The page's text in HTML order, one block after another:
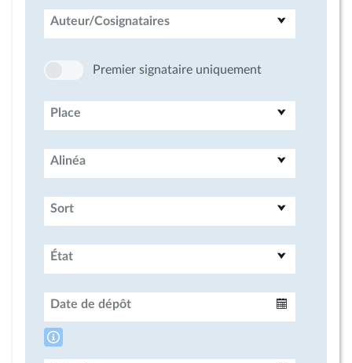
Auteur/Cosignataires
Premier signataire uniquement
Place
Alinéa
Sort
État
Date de dépôt